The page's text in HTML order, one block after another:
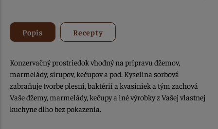
Popis Recepty
Konzervačný prostriedok vhodný na prípravu džemov,
marmelády, sirupov, kečupov a pod. Kyselina sorbová
zabraňuje tvorbe plesní, baktérií a kvasiniek a tým zachová
Vaše džemy, marmelády, kečupy a iné výrobky z Vašej vlastnej
kuchyne dlho bez pokazenia.